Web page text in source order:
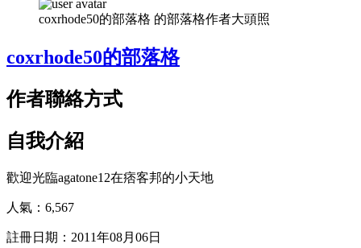
coxrhode50的部落格 的部落格作者大頭照
coxrhode50的部落格
作者聯絡方式
自我介紹
歡迎光臨agatone12在痞客邦的小天地
人氣： 6,567
註冊日期： 2011年08月06日